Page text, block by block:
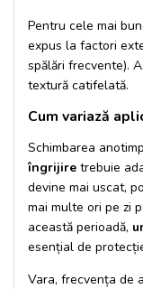
Pentru cele mai
expus la factori
spălări frecvente).
textură catifelată.
Cum variază
Schimbarea
îngrijire trebuie
devine mai uscat,
mai multe ori pe zi
această perioadă,
esențial de
Vara, frecvența de